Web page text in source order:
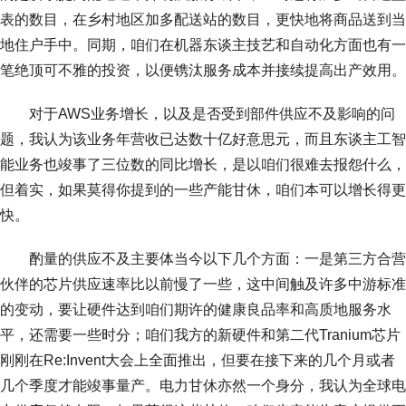
表的数目，在乡村地区加多配送站的数目，更快地将商品送到当
地住户手中。同期，咱们在机器东谈主技艺和自动化方面也有一
笔绝顶可不雅的投资，以便镌汰服务成本并接续提高出产效用。
对于AWS业务增长，以及是否受到部件供应不及影响的问
题，我认为该业务年营收已达数十亿好意思元，而且东谈主工智
能业务也竣事了三位数的同比增长，是以咱们很难去报怨什么，
但着实，如果莫得你提到的一些产能甘休，咱们本可以增长得更
快。
酌量的供应不及主要体当今以下几个方面：一是第三方合营
伙伴的芯片供应速率比以前慢了一些，这中间触及许多中游标准
的变动，要让硬件达到咱们期许的健康良品率和高质地服务水
平，还需要一些时分；咱们我方的新硬件和第二代Tranium芯片
刚刚在Re:Invent大会上全面推出，但要在接下来的几个月或者
几个季度才能竣事量产。电力甘休亦然一个身分，我认为全球电